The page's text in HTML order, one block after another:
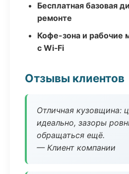
Бесплатная базовая
ремонте
Кофе-зона и рабочие
с Wi‑Fi
Отзывы клиентов
Отличная кузовщина:
идеально, зазоры
обращаться ещё.
— Клиент компании